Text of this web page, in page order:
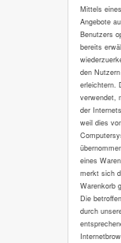
Mittels
Angebote
Benutzers
bereits
den
erleichtern.
verwendet,
der
weil dies
eines
merkt sich
Warenkorb
Die
durch